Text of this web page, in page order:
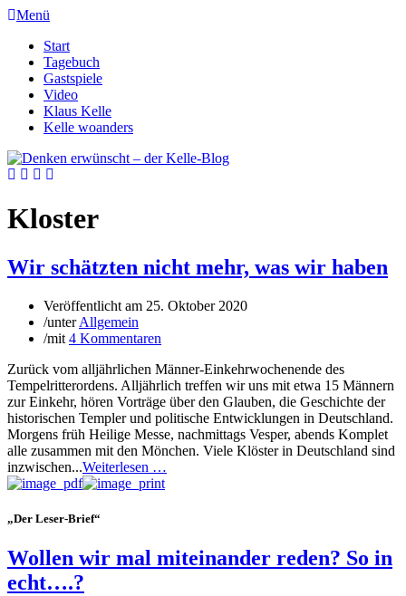
Menü
Start
Tagebuch
Gastspiele
Video
Klaus Kelle
Kelle woanders
Kloster
Wir schätzten nicht mehr, was wir haben
Veröffentlicht am 25. Oktober 2020
/unterAllgemein
/mit 4 Kommentaren
Zurück vom alljährlichen Männer-Einkehrwochenende des
Tempelritterordens. Alljährlich treffen wir uns mit etwa 15 Männern
zur Einkehr, hören Vorträge über den Glauben, die Geschichte der
historischen Templer und politische Entwicklungen in Deutschland.
Morgens früh Heilige Messe, nachmittags Vesper, abends Komplet
alle zusammen mit den Mönchen. Viele Klöster in Deutschland sind
inzwischen...Weiterlesen …
„Der Leser-Brief“
Wollen wir mal miteinander reden? So in
echt….?